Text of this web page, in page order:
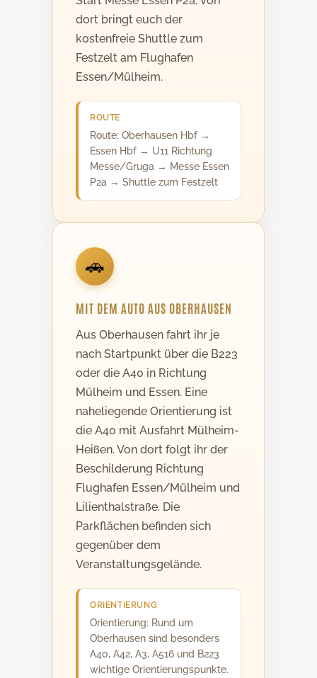
dort bringt euch der
kostenfreie Shuttle zum
Festzelt am Flughafen
Essen/Mülheim.
ROUTE
Route: Oberhausen Hbf →
Essen Hbf → U11 Richtung
Messe/Gruga → Messe Essen
P2a → Shuttle zum Festzelt
🚗
MIT DEM AUTO AUS OBERHAUSEN
Aus Oberhausen fahrt ihr je
nach Startpunkt über die B223
oder die A40 in Richtung
Mülheim und Essen. Eine
naheliegende Orientierung ist
die A40 mit Ausfahrt Mülheim-
Heißen. Von dort folgt ihr der
Beschilderung Richtung
Flughafen Essen/Mülheim und
Lilienthalstraße. Die
Parkflächen befinden sich
gegenüber dem
Veranstaltungsgelände.
ORIENTIERUNG
Orientierung: Rund um
Oberhausen sind besonders
A40, A42, A3, A516 und B223
wichtige Orientierungspunkte.